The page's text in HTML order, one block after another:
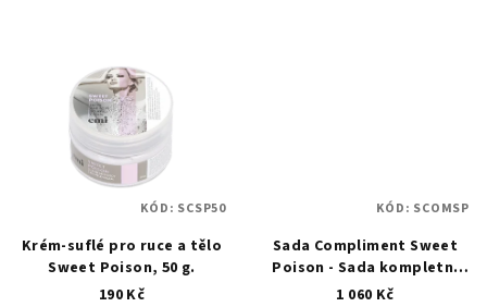
Krém-suflé pro ruce a tělo
Sweet Poison, 50 g.
190 Kč
KÓD: SCSP50
Sada Compliment Sweet
Poison - Sada kompletní
péče o ruce
1 060 Kč
KÓD: SCOMSP